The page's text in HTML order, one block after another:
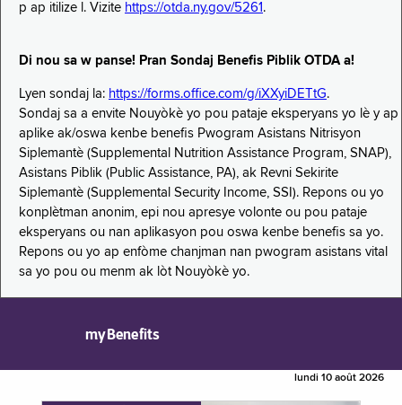
p ap itilize l. Vizite https://otda.ny.gov/5261 .
Di nou sa w panse! Pran Sondaj Benefis Piblik OTDA a!
Lyen sondaj la: https://forms.office.com/g/iXXyiDETtG.
Sondaj sa a envite Nouyòkè yo pou pataje eksperyans yo lè y ap
aplike ak/oswa kenbe benefis Pwogram Asistans Nitrisyon
Siplemantè (Supplemental Nutrition Assistance Program, SNAP),
Asistans Piblik (Public Assistance, PA), ak Revni Sekirite
Siplemantè (Supplemental Security Income, SSI). Repons ou yo
konplètman anonim, epi nou apresye volonte ou pou pataje
eksperyans ou nan aplikasyon pou oswa kenbe benefis sa yo.
Repons ou yo ap enfòme chanjman nan pwogram asistans vital
sa yo pou ou menm ak lòt Nouyòkè yo.
myBenefits
lundi 10 août 2026